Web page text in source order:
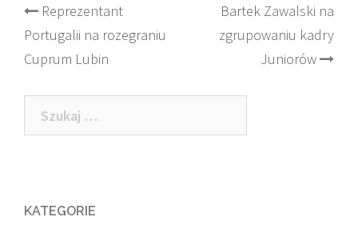
Post
navigation
Reprezentant
Portugalii na rozegraniu
Cuprum Lubin
Bartek Zawalski na
zgrupowaniu kadry
Juniorów
Szukaj:
KATEGORIE